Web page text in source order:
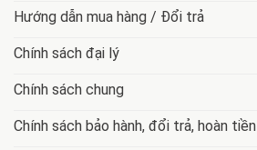
Hướng dẫn mua hàng / Đổi trả
Chính sách đại lý
Chính sách chung
Chính sách bảo hành, đổi trả, hoàn tiền